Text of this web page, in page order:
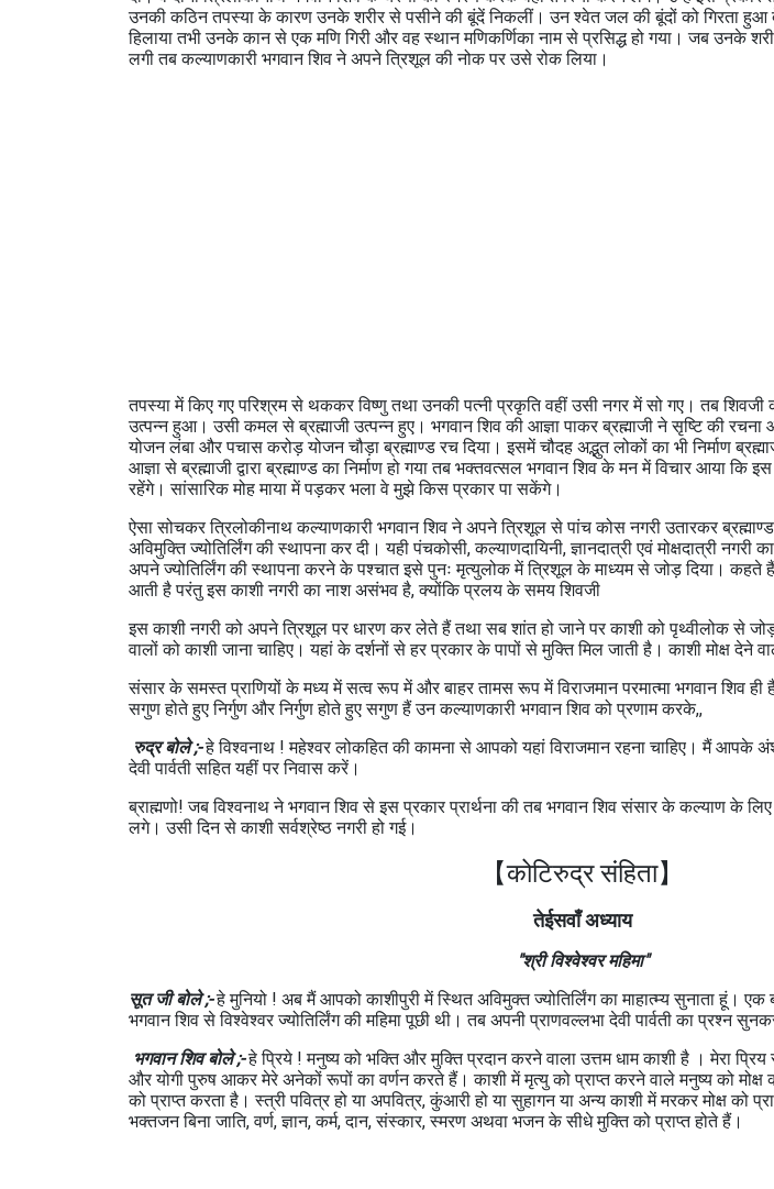
उनकी कठिन तपस्या के कारण उनके शरीर से पसीने की बूंदें निकलीं। उन श्वेत जल की बूंदों को गिरता हुआ
हिलाया तभी उनके कान से एक मणि गिरी और वह स्थान मणिकर्णिका नाम से प्रसिद्ध हो गया। जब उनके
लगी तब कल्याणकारी भगवान शिव ने अपने त्रिशूल की नोक पर उसे रोक लिया।
तपस्या में किए गए परिश्रम से थककर विष्णु तथा उनकी पत्नी प्रकृति वहीं उसी नगर में सो गए। तब
उत्पन्न हुआ। उसी कमल से ब्रह्माजी उत्पन्न हुए। भगवान शिव की आज्ञा पाकर ब्रह्माजी ने सृष्टि की
योजन लंबा और पचास करोड़ योजन चौड़ा ब्रह्माण्ड रच दिया। इसमें चौदह अद्भुत लोकों का भी निर्माण
आज्ञा से ब्रह्माजी द्वारा ब्रह्माण्ड का निर्माण हो गया तब भक्तवत्सल भगवान शिव के मन में विचार आया कि
रहेंगे। सांसारिक मोह माया में पड़कर भला वे मुझे किस प्रकार पा सकेंगे।
ऐसा सोचकर त्रिलोकीनाथ कल्याणकारी भगवान शिव ने अपने त्रिशूल से पांच कोस नगरी उतारकर
अविमुक्ति ज्योतिर्लिंग की स्थापना कर दी। यही पंचकोसी, कल्याणदायिनी, ज्ञानदात्री एवं मोक्षदात्री
अपने ज्योतिर्लिंग की स्थापना करने के पश्चात इसे पुनः मृत्युलोक में त्रिशूल के माध्यम से जोड़ दिया। कहते हैं
आती है परंतु इस काशी नगरी का नाश असंभव है, क्योंकि प्रलय के समय शिवजी
इस काशी नगरी को अपने त्रिशूल पर धारण कर लेते हैं तथा सब शांत हो जाने पर काशी को पृथ्वीलोक से
वालों को काशी जाना चाहिए। यहां के दर्शनों से हर प्रकार के पापों से मुक्ति मिल जाती है। काशी मोक्ष देने
संसार के समस्त प्राणियों के मध्य में सत्व रूप में और बाहर तामस रूप में विराजमान परमात्मा भगवान शिव
सगुण होते हुए निर्गुण और निर्गुण होते हुए सगुण हैं उन कल्याणकारी भगवान शिव को प्रणाम करके,,
रुद्र बोले ;-हे विश्वनाथ ! महेश्वर लोकहित की कामना से आपको यहां विराजमान रहना चाहिए। मैं
देवी पार्वती सहित यहीं पर निवास करें।
ब्राह्मणो! जब विश्वनाथ ने भगवान शिव से इस प्रकार प्रार्थना की तब भगवान शिव संसार के कल्याण के लिए
लगे। उसी दिन से काशी सर्वश्रेष्ठ नगरी हो गई।
【कोटिरुद्र संहिता】
तेईसवाँ अध्याय
"श्री विश्वेश्वर महिमा"
सूत जी बोले ;-हे मुनियो ! अब मैं आपको काशीपुरी में स्थित अविमुक्त ज्योतिर्लिंग का माहात्म्य सुनाता हूं। एक
भगवान शिव से विश्वेश्वर ज्योतिर्लिंग की महिमा पूछी थी। तब अपनी प्राणवल्लभा देवी पार्वती का प्रश्न
भगवान शिव बोले ;-हे प्रिये ! मनुष्य को भक्ति और मुक्ति प्रदान करने वाला उत्तम धाम काशी है । मेरा
और योगी पुरुष आकर मेरे अनेकों रूपों का वर्णन करते हैं। काशी में मृत्यु को प्राप्त करने वाले मनुष्य को मोक्ष
को प्राप्त करता है। स्त्री पवित्र हो या अपवित्र, कुंआरी हो या सुहागन या अन्य काशी में मरकर मोक्ष को
भक्तजन बिना जाति, वर्ण, ज्ञान, कर्म, दान, संस्कार, स्मरण अथवा भजन के सीधे मुक्ति को प्राप्त होते हैं।